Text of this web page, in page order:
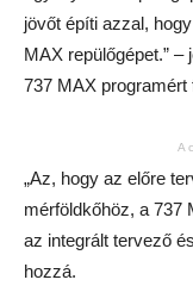
jövőt építi azzal,
MAX repülőgépet.”
737 MAX programért
A
„Az, hogy az előre
mérföldkőhöz, a 737
az integrált tervező
hozzá.